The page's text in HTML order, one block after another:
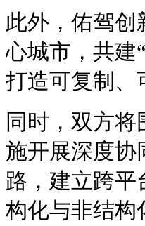
此外，佑驾
心城市，共建
打造可复制、
同时，双方
施开展深度协
路，建立跨
构化与非结构